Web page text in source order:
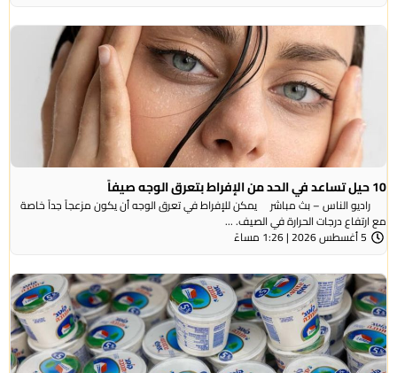
10 حيل تساعد في الحد من الإفراط بتعرق الوجه صيفاً
راديو الناس – بث مباشر يمكن للإفراط في تعرق الوجه أن يكون مزعجاً جداً خاصة
مع ارتفاع درجات الحرارة في الصيف. ...
5 أغسطس 2026 | 1:26 مساءً